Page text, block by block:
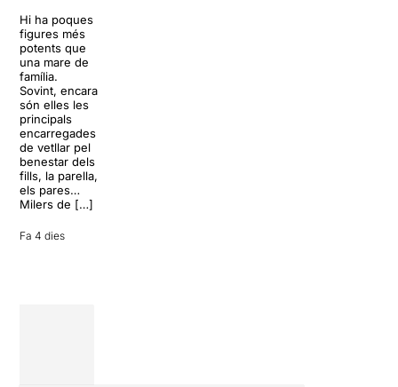
Hi ha poques
figures més
potents que
una mare de
família.
Sovint, encara
són elles les
principals
encarregades
de vetllar pel
benestar dels
fills, la parella,
els pares…
Milers de […]
Fa 4 dies